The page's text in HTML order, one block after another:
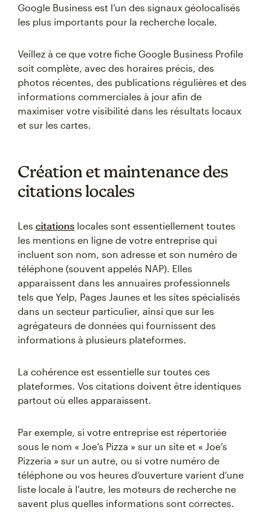
Google Business est l’un des signaux géolocalisés
les plus importants pour la recherche locale.
Veillez à ce que votre fiche Google Business Profile
soit complète, avec des horaires précis, des
photos récentes, des publications régulières et des
informations commerciales à jour afin de
maximiser votre visibilité dans les résultats locaux
et sur les cartes.
Création et maintenance des
citations locales
Les citations locales sont essentiellement toutes
les mentions en ligne de votre entreprise qui
incluent son nom, son adresse et son numéro de
téléphone (souvent appelés NAP). Elles
apparaissent dans les annuaires professionnels
tels que Yelp, Pages Jaunes et les sites spécialisés
dans un secteur particulier, ainsi que sur les
agrégateurs de données qui fournissent des
informations à plusieurs plateformes.
La cohérence est essentielle sur toutes ces
plateformes. Vos citations doivent être identiques
partout où elles apparaissent.
Par exemple, si votre entreprise est répertoriée
sous le nom « Joe’s Pizza » sur un site et « Joe’s
Pizzeria » sur un autre, ou si votre numéro de
téléphone ou vos heures d’ouverture varient d’une
liste locale à l’autre, les moteurs de recherche ne
savent plus quelles informations sont correctes.